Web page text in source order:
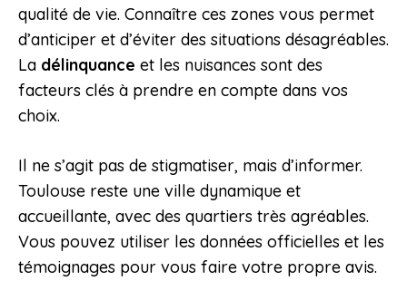
qualité de vie. Connaître ces zones vous permet
d’anticiper et d’éviter des situations désagréables.
La délinquance et les nuisances sont des
facteurs clés à prendre en compte dans vos
choix.
Il ne s’agit pas de stigmatiser, mais d’informer.
Toulouse reste une ville dynamique et
accueillante, avec des quartiers très agréables.
Vous pouvez utiliser les données officielles et les
témoignages pour vous faire votre propre avis.